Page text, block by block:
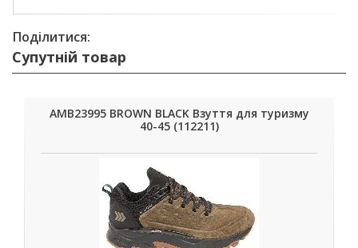
Поділитися:
Супутній товар
AMB23995 BROWN BLACK Взуття для туризму
40-45 (112211)